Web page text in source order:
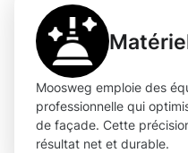
Moosweg emploie des
professionnelle qui
de façade. Cette
résultat net et durable.